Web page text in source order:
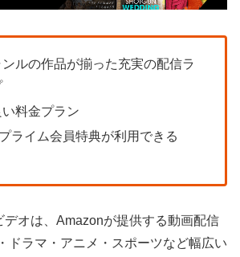
ルの作品が揃った充実の配信ラ
料金プラン
ライム会員特典が利用できる
デオは、Amazonが提供する動画配信
ドラマ・アニメ・スポーツなど幅広い